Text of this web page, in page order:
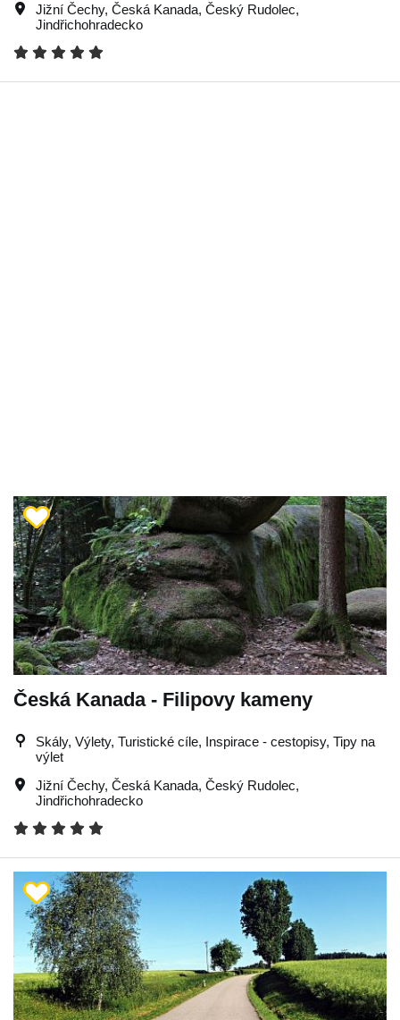
Jižní Čechy, Česká Kanada, Český Rudolec,
Jindřichohradecko
Česká Kanada - Filipovy kameny
Skály, Výlety, Turistické cíle, Inspirace - cestopisy, Tipy na
výlet
Jižní Čechy, Česká Kanada, Český Rudolec,
Jindřichohradecko